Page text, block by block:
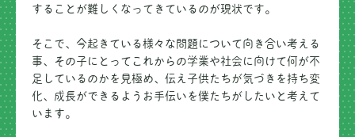
することが難しくなってきているのが現状です。
そこで、今起きている様々な問題について向き合い考える
事、その子にとってこれからの学業や社会に向けて何が不
足しているのかを見極め、伝え子供たちが気づきを持ち変
化、成長ができるようお手伝いを僕たちがしたいと考えて
います。